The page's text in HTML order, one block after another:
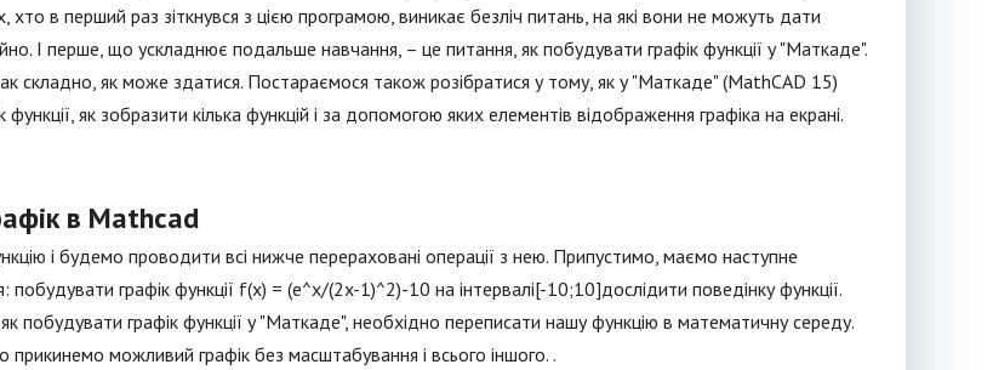
хто в перший раз зіткнувся з цією програмою, виникає безліч питань, на які вони не можуть дати
І перше, що ускладнює подальше навчання, – це питання, як побудувати графік функції у "Маткаде".
складно, як може здатися. Постараємося також розібратися у тому, як у "Маткаде" (MathCAD 15)
функції, як зобразити кілька функцій і за допомогою яких елементів відображення графіка на екрані.
в Mathcad
і будемо проводити всі нижче перераховані операції з нею. Припустимо, маємо наступне
побудувати графік функції f(x) = (e^x/(2x-1)^2)-10 на інтервалі[-10;10]дослідити поведінку функції.
побудувати графік функції у "Маткаде", необхідно переписати нашу функцію в математичну середу.
прикинемо можливий графік без масштабування і всього іншого. .